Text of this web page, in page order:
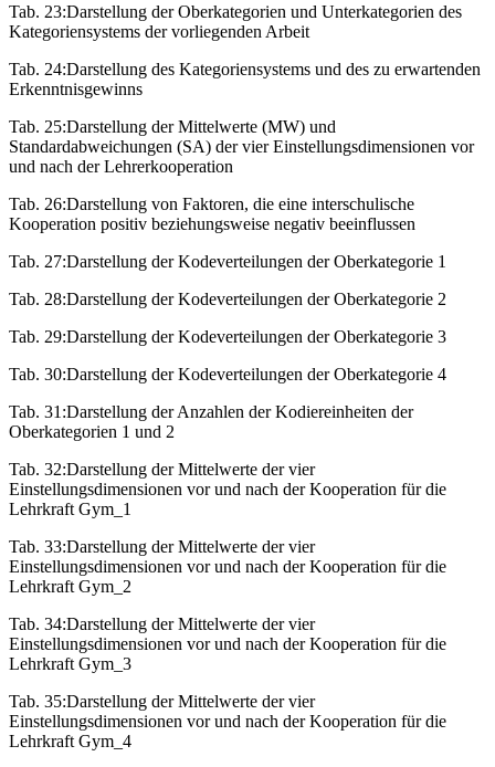
Tab. 23:Darstellung der Oberkategorien und Unterkategorien des
Kategoriensystems der vorliegenden Arbeit
Tab. 24:Darstellung des Kategoriensystems und des zu erwartenden
Erkenntnisgewinns
Tab. 25:Darstellung der Mittelwerte (MW) und
Standardabweichungen (SA) der vier Einstellungsdimensionen vor
und nach der Lehrerkooperation
Tab. 26:Darstellung von Faktoren, die eine interschulische
Kooperation positiv beziehungsweise negativ beeinflussen
Tab. 27:Darstellung der Kodeverteilungen der Oberkategorie 1
Tab. 28:Darstellung der Kodeverteilungen der Oberkategorie 2
Tab. 29:Darstellung der Kodeverteilungen der Oberkategorie 3
Tab. 30:Darstellung der Kodeverteilungen der Oberkategorie 4
Tab. 31:Darstellung der Anzahlen der Kodiereinheiten der
Oberkategorien 1 und 2
Tab. 32:Darstellung der Mittelwerte der vier
Einstellungsdimensionen vor und nach der Kooperation für die
Lehrkraft Gym_1
Tab. 33:Darstellung der Mittelwerte der vier
Einstellungsdimensionen vor und nach der Kooperation für die
Lehrkraft Gym_2
Tab. 34:Darstellung der Mittelwerte der vier
Einstellungsdimensionen vor und nach der Kooperation für die
Lehrkraft Gym_3
Tab. 35:Darstellung der Mittelwerte der vier
Einstellungsdimensionen vor und nach der Kooperation für die
Lehrkraft Gym_4